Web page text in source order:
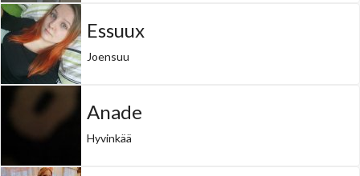
Essuux
Joensuu
Anade
Hyvinkää